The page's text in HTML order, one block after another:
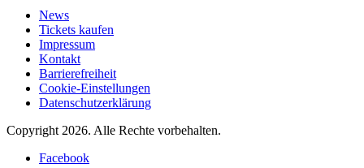
News
Tickets kaufen
Impressum
Kontakt
Barrierefreiheit
Cookie-Einstellungen
Datenschutzerklärung
Copyright 2026. Alle Rechte vorbehalten.
Facebook